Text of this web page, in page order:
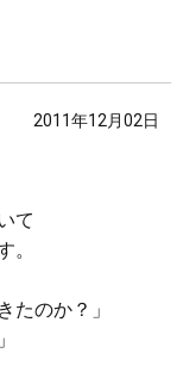
2011年12月02日
て
。
たのか？」